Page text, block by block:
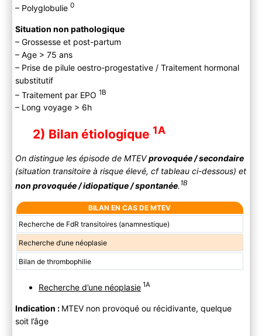
– Polyglobulie 0
Situation non pathologique
– Grossesse et post-partum
– Age > 75 ans
– Prise de pilule oestro-progestative / Traitement hormonal
substitutif
– Traitement par EPO 1B
– Long voyage > 6h
2) Bilan étiologique 1A
On distingue les épisode de MTEVprovoquée / secondaire
(situation transitoire à risque élevé, cf tableau ci-dessous) et
non provoquée / idiopatique / spontanée. 1B
BILAN EN CAS DE MTEV
Recherche de FdR transitoires (anamnestique)
Recherche d’une néoplasie
Bilan de thrombophilie
Recherche d’une néoplasie 1A
Indication : MTEV non provoqué ou récidivante, quelque
soit l’âge